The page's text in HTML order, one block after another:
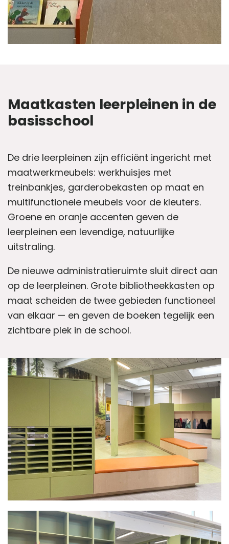
Maatkasten leerpleinen in de
basisschool
De drie leerpleinen zijn efficiënt ingericht met
maatwerkmeubels: werkhuisjes met
treinbankjes, garderobekasten op maat en
multifunctionele meubels voor de kleuters.
Groene en oranje accenten geven de
leerpleinen een levendige, natuurlijke
uitstraling.
De nieuwe administratieruimte sluit direct aan
op de leerpleinen. Grote bibliotheekkasten op
maat scheiden de twee gebieden functioneel
van elkaar — en geven de boeken tegelijk een
zichtbare plek in de school.